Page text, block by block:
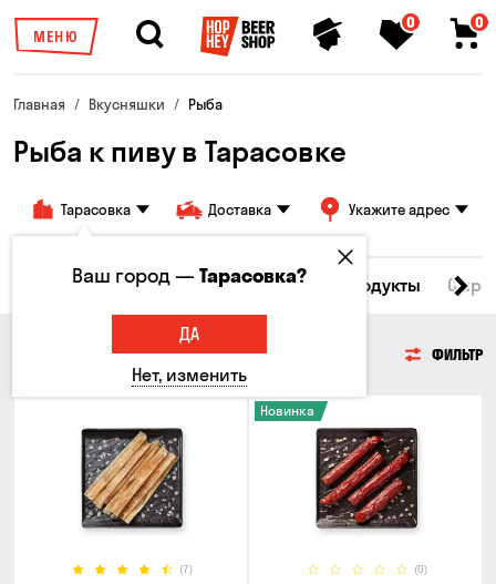
МЕНЮ
0 0
Главная Вкусняшки Рыба
Рыба к пиву в Тарасовке
Тарасовка Доставка Укажите адрес
Все товары Мясо Рыба Морепродукты
ФИЛЬТР
(7) (0)
Новинка
Ваш город —Тарасовка?
ДА
Нет, изменить